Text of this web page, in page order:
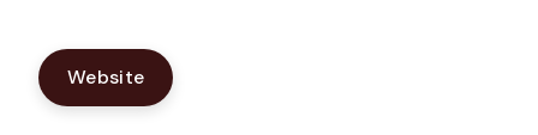
Website